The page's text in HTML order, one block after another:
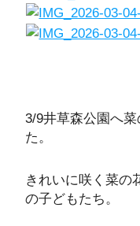
3/9井草森公園へ
た。
きれいに咲く菜の
の子どもたち。